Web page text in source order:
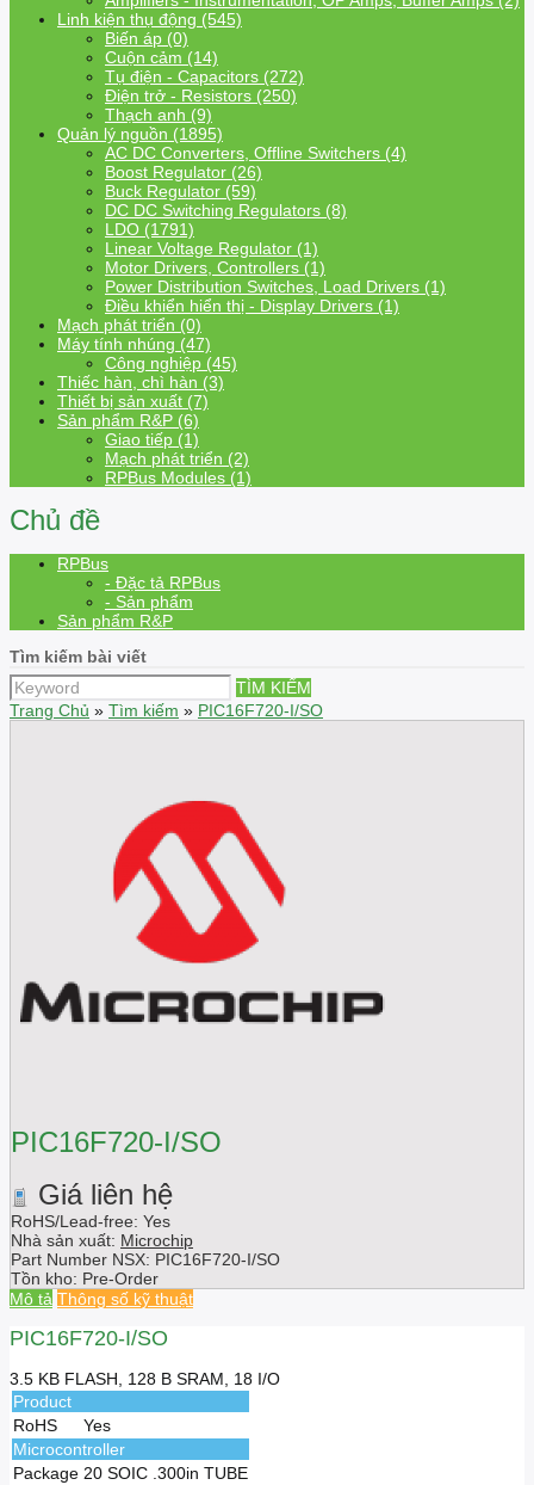
Linh kiện thụ động (545)
Biến áp (0)
Cuộn cảm (14)
Tụ điện - Capacitors (272)
Điện trở - Resistors (250)
Thạch anh (9)
Quản lý nguồn (1895)
AC DC Converters, Offline Switchers (4)
Boost Regulator (26)
Buck Regulator (59)
DC DC Switching Regulators (8)
LDO (1791)
Linear Voltage Regulator (1)
Motor Drivers, Controllers (1)
Power Distribution Switches, Load Drivers (1)
Điều khiển hiển thị - Display Drivers (1)
Mạch phát triển (0)
Máy tính nhúng (47)
Công nghiệp (45)
Thiếc hàn, chì hàn (3)
Thiết bị sản xuất (7)
Sản phẩm R&P (6)
Giao tiếp (1)
Mạch phát triển (2)
RPBus Modules (1)
Chủ đề
RPBus
- Đặc tả RPBus
- Sản phẩm
Sản phẩm R&P
Tìm kiếm bài viết
TÌM KIẾM
Trang Chủ » Tìm kiếm » PIC16F720-I/SO
PIC16F720-I/SO
Giá liên hệ
RoHS/Lead-free: Yes
Nhà sản xuất: Microchip
Part Number NSX: PIC16F720-I/SO
Tồn kho: Pre-Order
Mô tả Thông số kỹ thuật
PIC16F720-I/SO
3.5 KB FLASH, 128 B SRAM, 18 I/O
Product
RoHS
Yes
Microcontroller
Package 20 SOIC .300in TUBE